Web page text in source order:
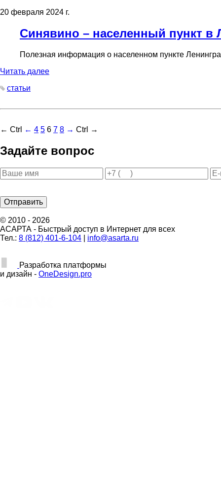
20 февраля 2024 г.
Синявино – населенный пункт в
Полезная информация о населенном пункте
Читать далее
статьи
← Ctrl ← 4 5 6 7 8 → Ctrl →
Задайте вопрос
© 2010 - 2026
АСАРТА - Быстрый доступ в Интернет для всех
Тел.: 8 (812) 401-6-104 info@asarta.ru
Разработка платформы
и дизайн - OneDesign.pro